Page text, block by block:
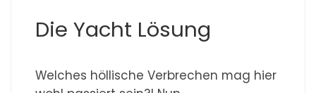
Die Yacht Lösung
Welches höllische Verbrechen mag hier